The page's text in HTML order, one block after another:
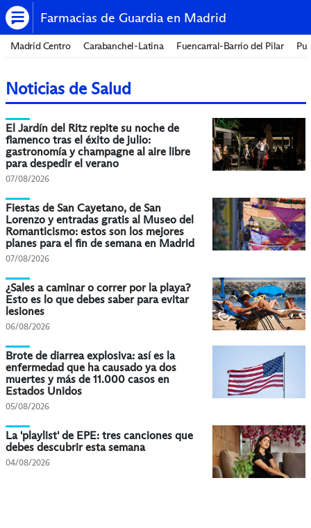
Farmacias de Guardia en Madrid
Madrid Centro Carabanchel-Latina Fuencarral-Barrio del Pilar
Noticias de Salud
El Jardín del Ritz repite su noche de
flamenco tras el éxito de julio:
gastronomía y champagne al aire libre
para despedir el verano
07/08/2026
Fiestas de San Cayetano, de San
Lorenzo y entradas gratis al Museo del
Romanticismo: estos son los mejores
planes para el fin de semana en Madrid
07/08/2026
¿Sales a caminar o correr por la playa?
Esto es lo que debes saber para evitar
lesiones
06/08/2026
Brote de diarrea explosiva: así es la
enfermedad que ha causado ya dos
muertes y más de 11.000 casos en
Estados Unidos
05/08/2026
La 'playlist' de EPE: tres canciones que
debes descubrir esta semana
04/08/2026